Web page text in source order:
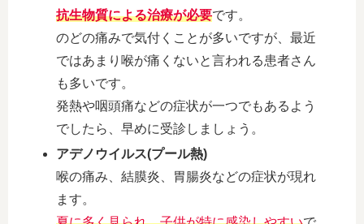
抗生物質による治療が必要です。
のどの痛みで気付くことが多いですが、最近
ではあまり喉が痛くないと言われる患者さん
も多いです。
発熱や咽頭痛などの症状が一つでもあるよう
でしたら、早めに受診しましょう。
アデノウイルス(プール熱)
喉の痛み、結膜炎、胃腸炎などの症状が現れ
ます。